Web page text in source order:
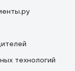
технологий